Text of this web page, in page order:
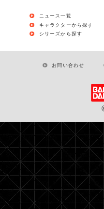
ニュース一覧
キャラクターから探す
シリーズから探す
お問い合わせ